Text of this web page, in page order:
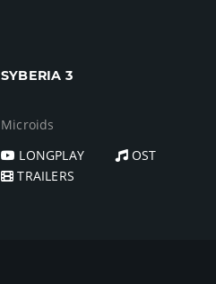
SYBERIA 3
Microids
LONGPLAY
OST
TRAILERS